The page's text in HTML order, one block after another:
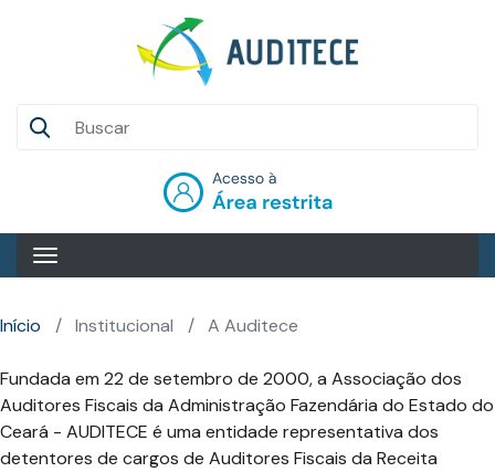
principal
Início Institucional A Auditece
Fundada em 22 de setembro de 2000, a Associação dos
Auditores Fiscais da Administração Fazendária do Estado do
Ceará - AUDITECE é uma entidade representativa dos
detentores de cargos de Auditores Fiscais da Receita